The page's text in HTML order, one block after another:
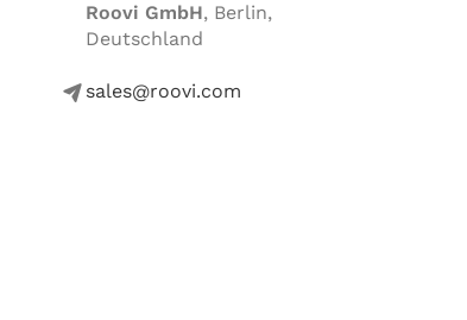
Roovi GmbH, Berlin,
Deutschland
mail-icon sales@roovi.com